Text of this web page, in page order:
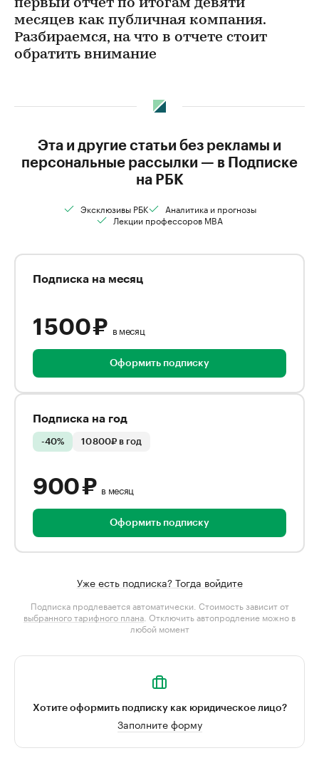
первый отчет по итогам девяти
месяцев как публичная компания.
Разбираемся, на что в отчете стоит
обратить внимание
Эта и другие статьи без рекламы и
персональные рассылки — в Подписке
на РБК
Эксклюзивы РБК
Аналитика и прогнозы
Лекции профессоров MBA
Подписка на месяц
1 500 ₽ в месяц
Оформить подписку
Подписка на год
-40% 10 800₽ в год
900 ₽ в месяц
Оформить подписку
Уже есть подписка? Тогда войдите
Подписка продлевается автоматически. Стоимость зависит от
выбранного тарифного плана . Отключить автопродление можно в
любой момент
Хотите оформить подписку как юридическое лицо?
Заполните форму